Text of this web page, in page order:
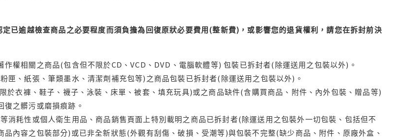
已逾越檢查商品之必要程度而須負擔為回復原狀必要費用(整新費)，或影響您的退貨權利，請您在拆封前決
作權相關之商品(包含但不限於CD、VCD、DVD、電腦軟體等) 包裝已拆封者(除運送用之包裝以外)。
匣、紙張、筆類墨水、清潔劑補充包等)之商品包裝已拆封者(除運送用之包裝以外)。
於衣褲、鞋子、襪子、泳裝、床單、被套、填充玩具)或之商品缺件(含購買商品、附件、內外包裝、贈品等)
之髒污或磨損痕跡。
消耗性或個人衛生用品、商品銷售頁面上特別載明之商品已拆封者(除運送用之包裝外一切包裝、包括但不
品內容之包裝部分)或已非全新狀態(外觀有刮傷、破損、受潮等)與包裝不完整(缺少商品、附件、原廠外盒、